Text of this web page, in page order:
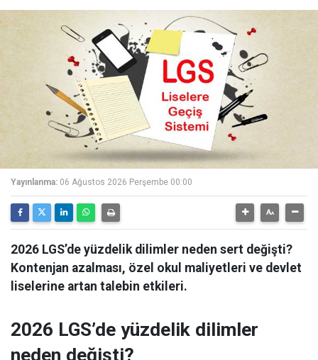
Yayınlanma: 06 Ağustos 2026 Perşembe 00:00
2026 LGS’de yüzdelik dilimler neden sert değişti?
Kontenjan azalması, özel okul maliyetleri ve devlet
liselerine artan talebin etkileri.
2026 LGS’de yüzdelik dilimler
neden değişti?